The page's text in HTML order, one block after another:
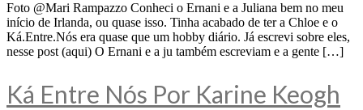
Foto @Mari Rampazzo Conheci o Ernani e a Juliana bem no meu
início de Irlanda, ou quase isso. Tinha acabado de ter a Chloe e o
Ká.Entre.Nós era quase que um hobby diário. Já escrevi sobre eles,
nesse post (aqui) O Ernani e a ju também escreviam e a gente […]
Ká Entre Nós Por Karine Keogh